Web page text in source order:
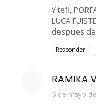
Y tefi,
LUCA
despues
Responder
RAMIKA
6 de mayo de